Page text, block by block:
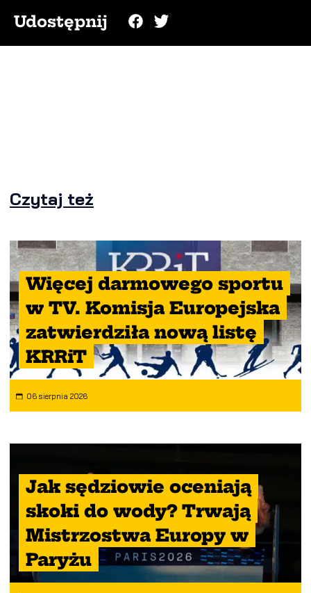
Udostępnij
Czytaj też
Więcej darmowego sportu
w TV. Komisja Europejska
zatwierdziła nową listę
KRRiT
06 sierpnia 2026
Jak sędziowie oceniają
skoki do wody? Trwają
Mistrzostwa Europy w
Paryżu